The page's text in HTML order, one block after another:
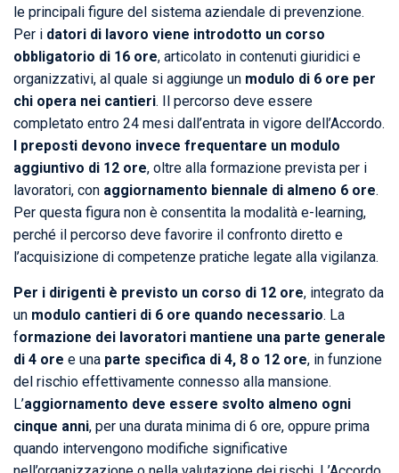
le principali figure del sistema aziendale di prevenzione.
Per i datori di lavoro viene introdotto un corso
obbligatorio di 16 ore, articolato in contenuti giuridici e
organizzativi, al quale si aggiunge un modulo di 6 ore per
chi opera nei cantieri. Il percorso deve essere
completato entro 24 mesi dall’entrata in vigore dell’Accordo.
I preposti devono invece frequentare un modulo
aggiuntivo di 12 ore, oltre alla formazione prevista per i
lavoratori, con aggiornamento biennale di almeno 6 ore.
Per questa figura non è consentita la modalità e-learning,
perché il percorso deve favorire il confronto diretto e
l’acquisizione di competenze pratiche legate alla vigilanza.
Per i dirigenti è previsto un corso di 12 ore, integrato da
un modulo cantieri di 6 ore quando necessario. La
formazione dei lavoratori mantiene una parte generale
di 4 ore e una parte specifica di 4, 8 o 12 ore, in funzione
del rischio effettivamente connesso alla mansione.
L’aggiornamento deve essere svolto almeno ogni
cinque anni, per una durata minima di 6 ore, oppure prima
quando intervengono modifiche significative